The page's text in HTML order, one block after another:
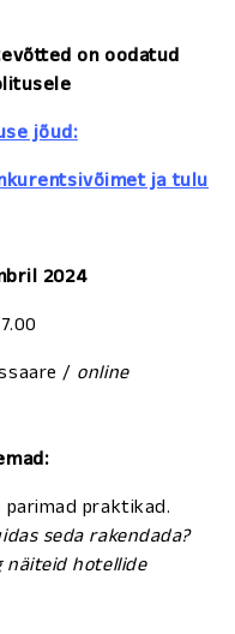
on oodatud
jõud:
ja tulu
2024
/ online
praktikad.
seda rakendada?
näiteid hotellide